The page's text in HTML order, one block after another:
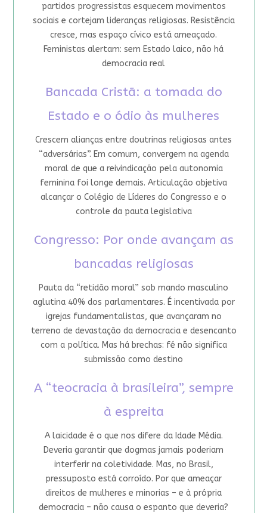
partidos progressistas esquecem movimentos
sociais e cortejam lideranças religiosas. Resistência
cresce, mas espaço cívico está ameaçado.
Feministas alertam: sem Estado laico, não há
democracia real
Bancada Cristã: a tomada do
Estado e o ódio às mulheres
Crescem alianças entre doutrinas religiosas antes
“adversárias”. Em comum, convergem na agenda
moral de que a reivindicação pela autonomia
feminina foi longe demais. Articulação objetiva
alcançar o Colégio de Líderes do Congresso e o
controle da pauta legislativa
Congresso: Por onde avançam as
bancadas religiosas
Pauta da “retidão moral” sob mando masculino
aglutina 40% dos parlamentares. É incentivada por
igrejas fundamentalistas, que avançaram no
terreno de devastação da democracia e desencanto
com a política. Mas há brechas: fé não significa
submissão como destino
A “teocracia à brasileira”, sempre
à espreita
A laicidade é o que nos difere da Idade Média.
Deveria garantir que dogmas jamais poderiam
interferir na coletividade. Mas, no Brasil,
pressuposto está corroído. Por que ameaçar
direitos de mulheres e minorias – e à própria
democracia – não causa o espanto que deveria?